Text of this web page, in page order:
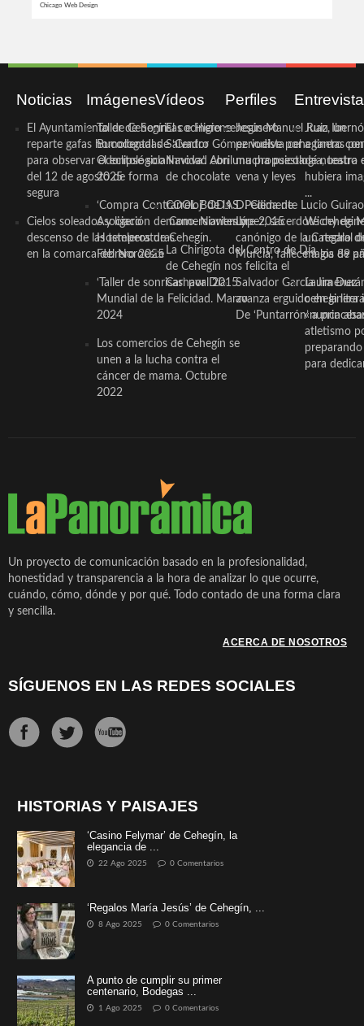
Chicago Web Design
Noticias
El Ayuntamiento de Cehegín
reparte gafas homologadas
para observar el eclipse solar
del 12 de agosto de forma
segura
Cielos soleados y ligero
descenso de las temperaturas
en la comarca del Noroeste
Imágenes
Taller de Sonrisas e Higiene
Bucodental de ‘Centro
Odontológico Innova’. Abril
2025
‘Compra Contrarreloj’ de la
Asociación de Comerciantes y
Hosteleros de Cehegín.
Febrero 2025
‘Taller de sonrisas’ por Día
Mundial de la Felicidad. Marzo
2024
Los comercios de Cehegín se
unen a la lucha contra el
cáncer de mama. Octubre
2022
Vídeos
El cocinero ceheginero
Salvador Gómez vuelve por
Navidad con una propuesta
de chocolate
COOL BODAS. Pedida de
mano. Noviembre 2015
La Chirigota del Centro de Día
de Cehegín nos felicita el
Carnaval 2015
Perfiles
Jesús Manuel Ruiz, un
periodista ceheginero con
mucha psicología, teatro
vena y leyes
D. Clemente Lucio Guirao
López, sacerdote
canónigo de la Catedral
Murcia, fallece a los 89
Salvador García Jiménez
avanza erguido en la
De ‘Puntarrón’ a
Juan
a tantas
de nuestra
hubiera
...
Wichy de
un regalo
magia de
Laura
ceheginera
«nunca
atletismo
para
Un proyecto de comunicación basado en la profesionalidad,
honestidad y transparencia a la hora de analizar lo que ocurre,
cuándo, cómo, dónde y por qué. Todo contado de una forma clara
y sencilla.
ACERCA DE NOSOTROS
SÍGUENOS EN LAS REDES SOCIALES
HISTORIAS Y PAISAJES
‘Casino Felymar’ de Cehegín, la
elegancia de ...
22 Ago 2025 0 Comentarios
‘Regalos María Jesús’ de Cehegín, ...
8 Ago 2025 0 Comentarios
A punto de cumplir su primer
centenario, Bodegas ...
1 Ago 2025 0 Comentarios